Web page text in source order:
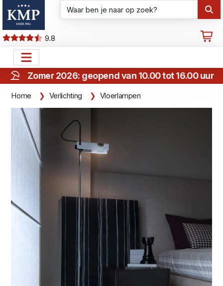
9.8
Zomer 2026: geopend van 10.00 tot 16.00 uur
Home Verlichting Vloerlampen